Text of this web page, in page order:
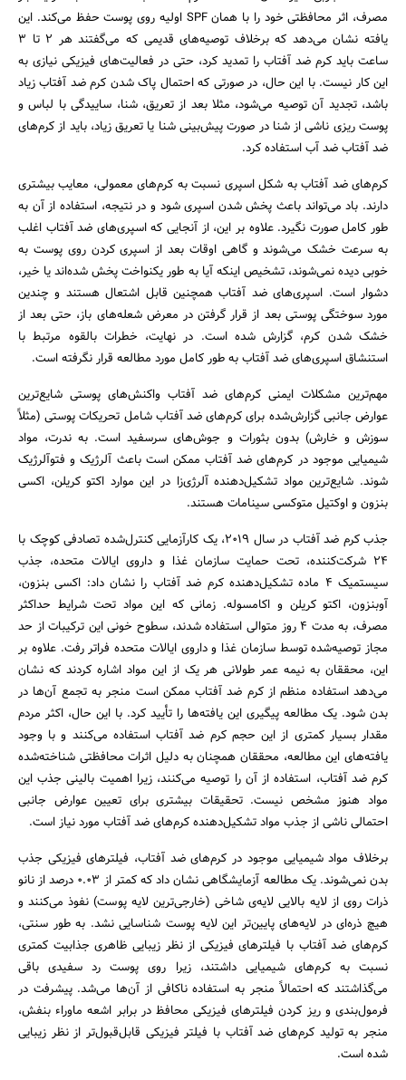
مصرف، اثر محافظتی خود را با همان SPF اولیه روی پوست حفظ می‌کند. این
یافته نشان می‌دهد که برخلاف توصیه‌های قدیمی که می‌گفتند هر ۲ تا ۳
ساعت باید کرم ضد آفتاب را تمدید کرد، حتی در فعالیت‌های فیزیکی نیازی به
این کار نیست. با این حال، در صورتی که احتمال پاک شدن کرم ضد آفتاب زیاد
باشد، تجدید آن توصیه می‌شود، مثلا بعد از تعریق، شنا، ساییدگی با لباس و
پوست ریزی ناشی از شنا در صورت پیش‌بینی شنا یا تعریق زیاد، باید از کرم‌های
ضد آفتاب ضد آب استفاده کرد.
کرم‌های ضد آفتاب به شکل اسپری نسبت به کرم‌های معمولی، معایب بیشتری
دارند. باد می‌تواند باعث پخش شدن اسپری شود و در نتیجه، استفاده از آن به
طور کامل صورت نگیرد. علاوه بر این، از آنجایی که اسپری‌های ضد آفتاب اغلب
به سرعت خشک می‌شوند و گاهی اوقات بعد از اسپری کردن روی پوست به
خوبی دیده نمی‌شوند، تشخیص اینکه آیا به طور یکنواخت پخش شده‌اند یا خیر،
دشوار است. اسپری‌های ضد آفتاب همچنین قابل اشتعال هستند و چندین
مورد سوختگی پوستی بعد از قرار گرفتن در معرض شعله‌های باز، حتی بعد از
خشک شدن کرم، گزارش شده است. در نهایت، خطرات بالقوه مرتبط با
استنشاق اسپری‌های ضد آفتاب به طور کامل مورد مطالعه قرار نگرفته است.
مهم‌ترین مشکلات ایمنی کرم‌های ضد آفتاب واکنش‌های پوستی شایع‌ترین
عوارض جانبی گزارش‌شده برای کرم‌های ضد آفتاب شامل تحریکات پوستی (مثلاً
سوزش و خارش) بدون بثورات و جوش‌های سرسفید است. به ندرت، مواد
شیمیایی موجود در کرم‌های ضد آفتاب ممکن است باعث آلرژیک و فتوآلرژیک
شوند. شایع‌ترین مواد تشکیل‌دهنده آلرژی‌زا در این موارد اکتو کریلن، اکسی
بنزون و اوکتیل متوکسی سینامات هستند.
جذب کرم ضد آفتاب در سال ۲۰۱۹، یک کارآزمایی کنترل‌شده تصادفی کوچک با
۲۴ شرکت‌کننده، تحت حمایت سازمان غذا و داروی ایالات متحده، جذب
سیستمیک ۴ ماده تشکیل‌دهنده کرم ضد آفتاب را نشان داد: اکسی بنزون،
آوبنزون، اکتو کریلن و اکامسوله. زمانی که این مواد تحت شرایط حداکثر
مصرف، به مدت ۴ روز متوالی استفاده شدند، سطوح خونی این ترکیبات از حد
مجاز توصیه‌شده توسط سازمان غذا و داروی ایالات متحده فراتر رفت. علاوه بر
این، محققان به نیمه عمر طولانی هر یک از این مواد اشاره کردند که نشان
می‌دهد استفاده منظم از کرم ضد آفتاب ممکن است منجر به تجمع آن‌ها در
بدن شود. یک مطالعه پیگیری این یافته‌ها را تأیید کرد. با این حال، اکثر مردم
مقدار بسیار کمتری از این حجم کرم ضد آفتاب استفاده می‌کنند و با وجود
یافته‌های این مطالعه، محققان همچنان به دلیل اثرات محافظتی شناخته‌شده
کرم ضد آفتاب، استفاده از آن را توصیه می‌کنند، زیرا اهمیت بالینی جذب این
مواد هنوز مشخص نیست. تحقیقات بیشتری برای تعیین عوارض جانبی
احتمالی ناشی از جذب مواد تشکیل‌دهنده کرم‌های ضد آفتاب مورد نیاز است.
برخلاف مواد شیمیایی موجود در کرم‌های ضد آفتاب، فیلترهای فیزیکی جذب
بدن نمی‌شوند. یک مطالعه آزمایشگاهی نشان داد که کمتر از ۰.۰۳ درصد از نانو
ذرات روی از لایه بالایی لایه‌ی شاخی (خارجی‌ترین لایه پوست) نفوذ می‌کنند و
هیچ ذره‌ای در لایه‌های پایین‌تر این لایه پوست شناسایی نشد. به طور سنتی،
کرم‌های ضد آفتاب با فیلترهای فیزیکی از نظر زیبایی ظاهری جذابیت کمتری
نسبت به کرم‌های شیمیایی داشتند، زیرا روی پوست رد سفیدی باقی
می‌گذاشتند که احتمالاً منجر به استفاده ناکافی از آن‌ها می‌شد. پیشرفت در
فرمول‌بندی و ریز کردن فیلترهای فیزیکی محافظ در برابر اشعه ماوراء بنفش،
منجر به تولید کرم‌های ضد آفتاب با فیلتر فیزیکی قابل‌قبول‌تر از نظر زیبایی
شده است.